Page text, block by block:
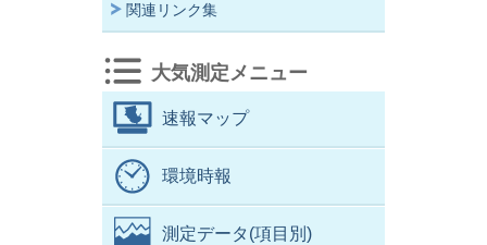
関連リンク集
大気測定メニュー
速報マップ
環境時報
測定データ(項目別)